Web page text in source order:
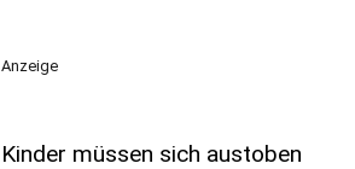
Anzeige
Kinder müssen sich austoben